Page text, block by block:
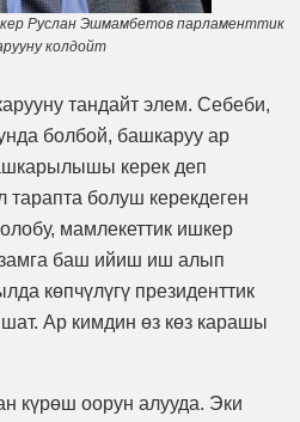
Руслан Эшмамбетов парламенттик
колдойт
тандайт элем. Себеби,
болбой, башкаруу ар
керек деп
болуш керекдеген
мамлекеттик ишкер
баш ийиш иш алып
көпчүлүгү президенттик
Ар кимдин өз көз карашы
күрөш оорун алууда. Эки